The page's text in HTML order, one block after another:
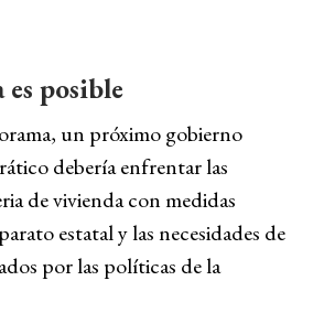
posible
un próximo gobierno
debería enfrentar las
de vivienda con medidas
estatal y las necesidades de
por las políticas de la